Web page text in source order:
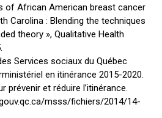
of African American breast cancer
Carolina : Blending the techniques
theory », Qualitative Health
Services sociaux du Québec
en itinérance 2015-2020.
prévenir et réduire l’itinérance.
msss/fichiers/2014/14-